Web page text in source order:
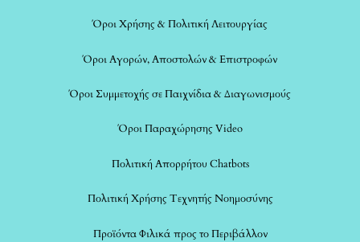
Όροι Χρήσης & Πολιτική Λειτουργίας
Όροι Αγορών, Αποστολών & Επιστροφών
Όροι Συμμετοχής σε Παιχνίδια & Διαγωνισμούς
Όροι Παραχώρησης Video
Πολιτική Απορρήτου Chatbots
Πολιτική Χρήσης Τεχνητής Νοημοσύνης
Προϊόντα Φιλικά προς το Περιβάλλον